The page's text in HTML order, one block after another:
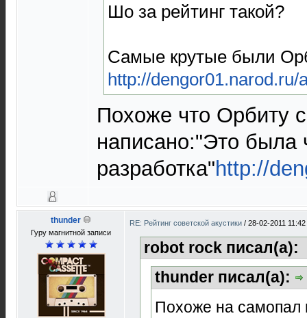
Шо за рейтинг такой?
Самые крутые были
http://
Похоже что Орбиту
написано:"Это была
разработка"http://
thunder
Гуру магнитной записи
RE: Рейтинг советской акустики / 28-02-2011 11:42
robot rock писал(а):
thunder писал(а):
Похоже на